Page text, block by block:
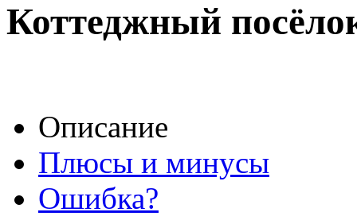
Коттеджный
Описание
Плюсы и минусы
Ошибка?